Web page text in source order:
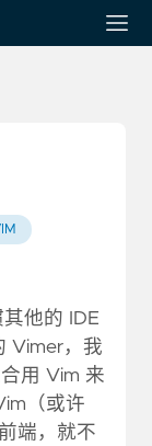
他的 IDE
Vimer，我
用 Vim 来
（或许
端，就不